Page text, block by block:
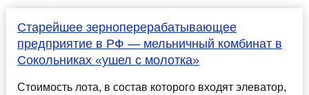
Старейшее зерноперерабатывающее
предприятие в РФ — мельничный комбинат в
Сокольниках «ушел с молотка»
Стоимость лота, в состав которого входят элеватор,